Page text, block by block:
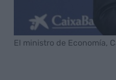
El ministro de Economía,